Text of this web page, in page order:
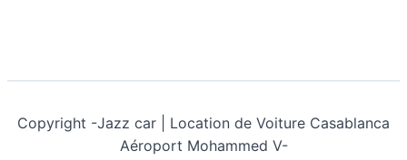
Copyright -Jazz car | Location de Voiture Casablanca
Aéroport Mohammed V-